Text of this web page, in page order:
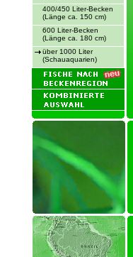
400/450 Liter-Becken
(Länge ca. 150 cm)
600 Liter-Becken
(Länge ca. 180 cm)
über 1000 Liter
(Schauaquarien)